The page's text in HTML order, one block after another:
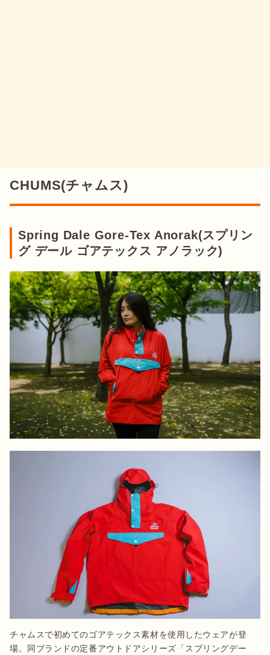
CHUMS(チャムス)
Spring Dale Gore-Tex Anorak(スプリン
グ デール ゴアテックス アノラック)
チャムスで初めてのゴアテックス素材を使用したウェアが登
場。同ブランドの定番アウトドアシリーズ「スプリングデー